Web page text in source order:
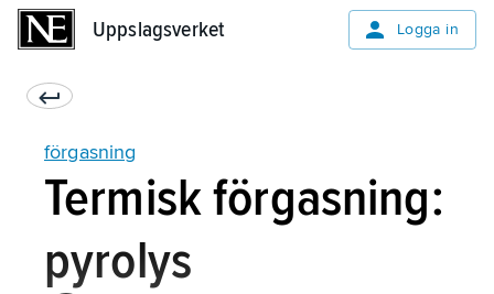
Uppslagsverket Logga in
förgasning
Termisk förgasning:
pyrolys